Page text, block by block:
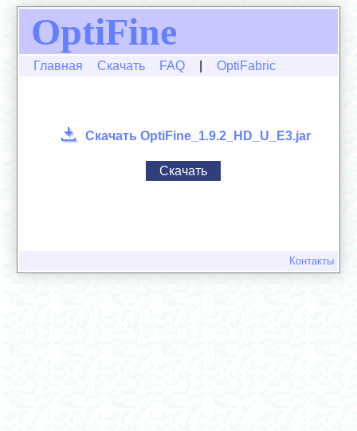
OptiFine
Главная Скачать FAQ OptiFabric
Скачать OptiFine_1.9.2_HD_U_E3.jar
Скачать
Контакты